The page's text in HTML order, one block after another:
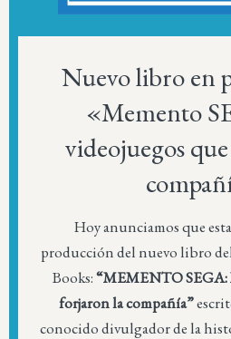
Nuevo libro en
«Memento
videojuegos
Hoy anunciamos que
producción del nuevo libro
Books:“MEMENTO SEGA:
forjaron la compañía”
conocido divulgador de la